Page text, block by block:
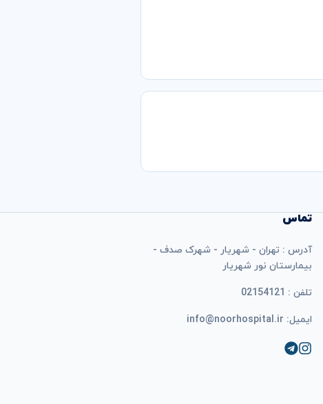
تماس
آدرس : تهران - شهریار - شهرک صدف -
بیمارستان نور شهریار
تلفن : 02154121
ایمیل: info@noorhospital.ir